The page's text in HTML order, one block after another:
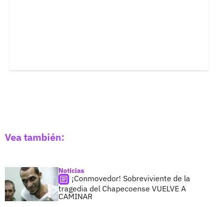
Vea también:
Noticias
¡Conmovedor! Sobreviviente de la
tragedia del Chapecoense VUELVE A
CAMINAR